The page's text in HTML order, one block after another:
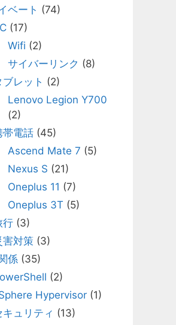
ベート (74)
(17)
Wifi (2)
サイバーリンク (8)
ブレット (2)
Lenovo Legion Y700
(2)
帯電話(45)
Ascend Mate 7 (5)
Nexus S (21)
Oneplus 11 (7)
Oneplus 3T (5)
行(3)
害対策 (3)
係 (35)
(2)
Hypervisor(1)
キュリティ (13)